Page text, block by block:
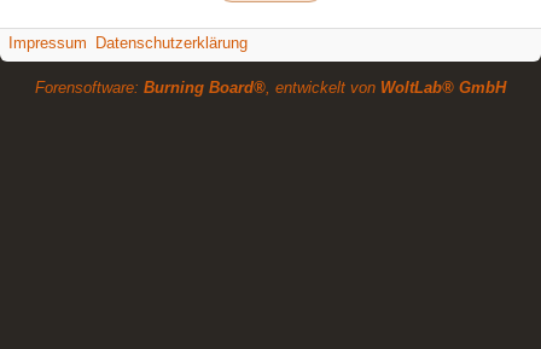
Impressum Datenschutzerklärung
Forensoftware: Burning Board®, entwickelt von WoltLab® GmbH